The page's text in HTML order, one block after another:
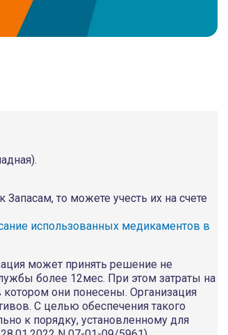
то можете учесть их на счете
использованных медикаментов в
может принять решение не
более 12мес. При этом затраты на
котором они понесены. Организация
С целью обеспечения такого
к порядку, установленному для